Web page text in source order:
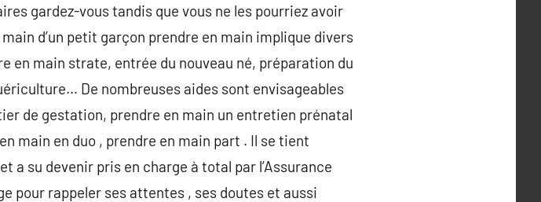
gardez-vous tandis que vous ne les pourriez avoir
d’un petit garçon prendre en main implique divers
en main strate, entrée du nouveau né, préparation du
De nombreuses aides sont envisageables
de gestation, prendre en main un entretien prénatal
main en duo , prendre en main part . Il se tient
a su devenir pris en charge à total par l’Assurance
pour rappeler ses attentes , ses doutes et aussi